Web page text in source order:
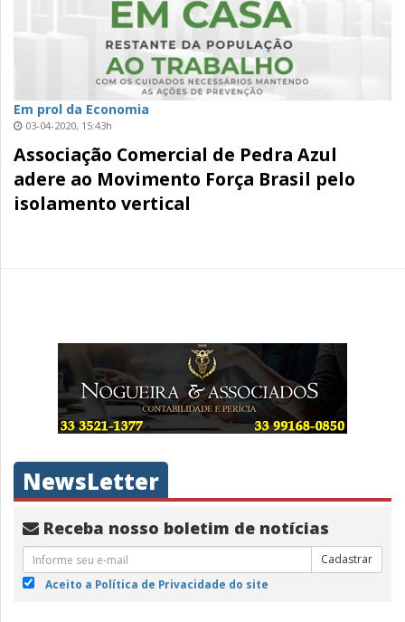
Em prol da Economia
03-04-2020, 15:43h
Associação Comercial de Pedra Azul
adere ao Movimento Força Brasil pelo
isolamento vertical
NewsLetter
Receba nosso boletim de notícias
Cadastrar
Aceito a Política de Privacidade do site